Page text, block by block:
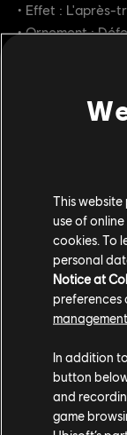
• Effet : L'après-
• Ornement :
Dominion pour
plus en douceur
Dès le 4
jouable pendant
mode de jeu
matchmaking
ou n'ont pas
This
use of
cookies. To
personal
Notice at
preferences
In addition
button
and
game